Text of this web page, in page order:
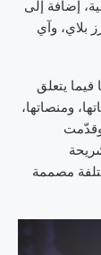
إضافة إلى
بلاي، وآي
يتعلق
ومنصاتها،
مصممة